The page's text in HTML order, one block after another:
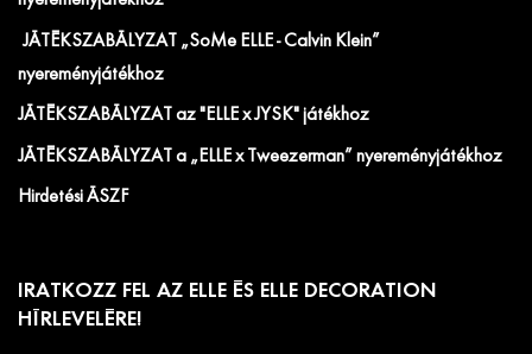
JÁTÉKSZABÁLYZAT „SoMe ELLE - Calvin Klein”
nyereményjátékhoz
JÁTÉKSZABÁLYZAT az "ELLE x JYSK" játékhoz
JÁTÉKSZABÁLYZAT a „ELLE x Tweezerman” nyereményjátékhoz
Hirdetési ÁSZF
IRATKOZZ FEL AZ ELLE ÉS ELLE DECORATION
HÍRLEVELÉRE!